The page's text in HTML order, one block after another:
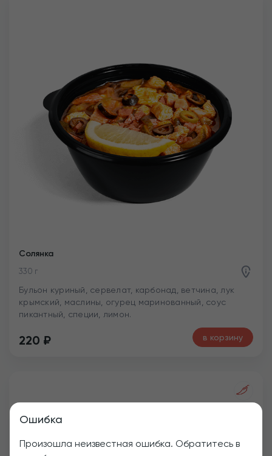
Ошибка
Произошла неизвестная ошибка. Обратитесь в
Солянка
330 г
Бульон куриный, сервелат, карбонад, ветчина, лук
крымский, маслины, огурец маринованный, соус
пикантный, специи, лимон.
220 ₽ в корзину